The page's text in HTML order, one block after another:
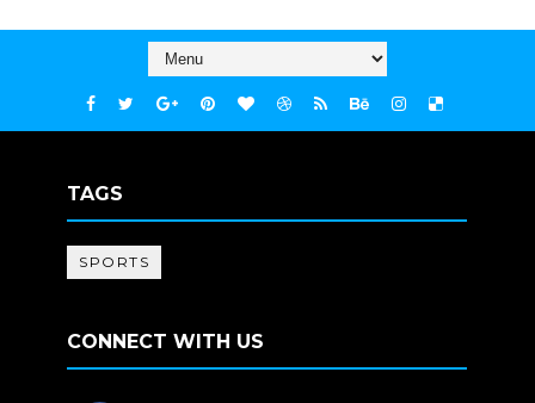
TAGS
SPORTS
CONNECT WITH US